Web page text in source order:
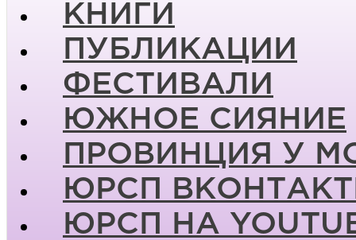
КНИГИ
ПУБЛИКАЦИИ
ФЕСТИВАЛИ
ЮЖНОЕ СИЯНИЕ
ПРОВИНЦИЯ У
ЮРСП
ЮРСП НА